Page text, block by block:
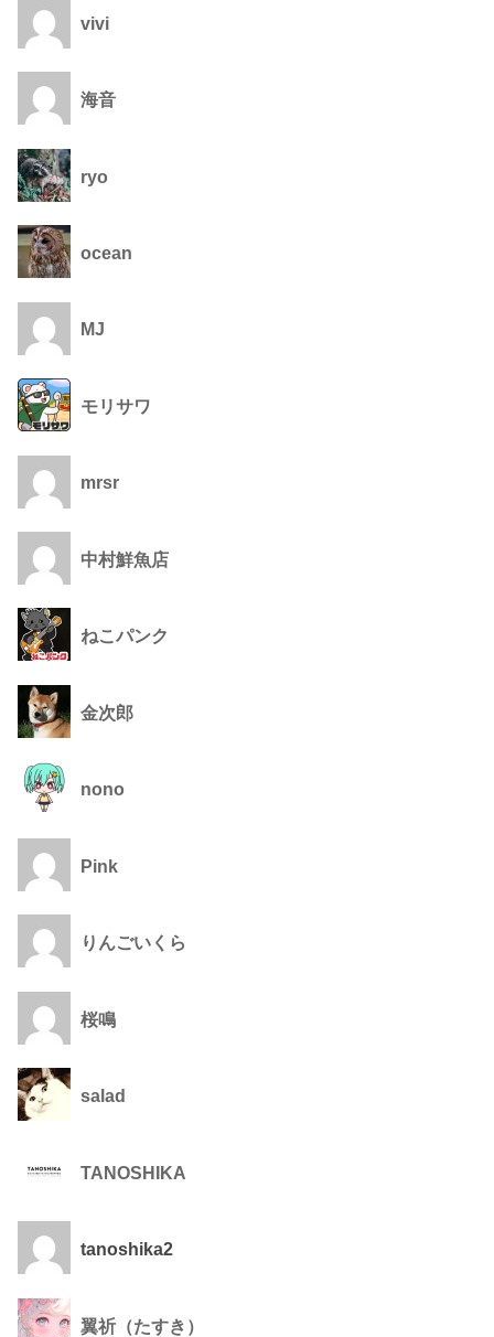
vivi
海音
ryo
ocean
MJ
モリサワ
mrsr
中村鮮魚店
ねこパンク
金次郎
nono
Pink
りんごいくら
桜鳴
salad
TANOSHIKA
tanoshika2
翼祈（たすき）